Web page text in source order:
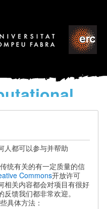
人都可以参与并帮助
统有关的有一定质量的信
Commons开放许可
相关内容都会对项目有很好
反馈我们都非常欢迎。
具体方法：